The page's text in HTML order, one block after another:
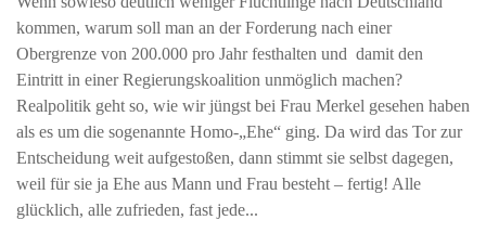
kommen, warum soll man an der Forderung nach einer
Obergrenze von 200.000 pro Jahr festhalten und damit den
Eintritt in einer Regierungskoalition unmöglich machen?
Realpolitik geht so, wie wir jüngst bei Frau Merkel gesehen haben
als es um die sogenannte Homo-„Ehe“ ging. Da wird das Tor zur
Entscheidung weit aufgestoßen, dann stimmt sie selbst dagegen,
weil für sie ja Ehe aus Mann und Frau besteht – fertig! Alle
glücklich, alle zufrieden, fast jede...